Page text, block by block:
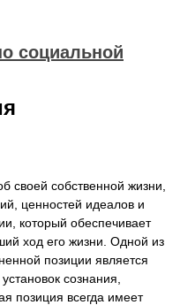
социальной
своей собственной жизни,
ценностей идеалов и
который обеспечивает
ход его жизни. Одной из
позиции является
сознания,
позиция всегда имеет